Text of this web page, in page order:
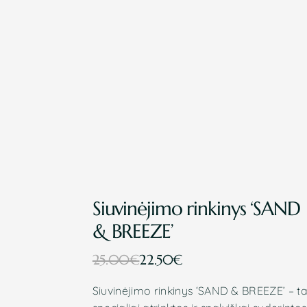
Siuvinėjimo rinkinys ‘SAND
& BREEZE’
25.00€
Original
was:
22.50€
Current
is:
Siuvinėjimo rinkinys ‘SAND & BREEZE’ –